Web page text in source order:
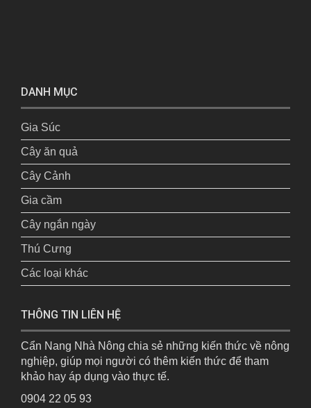
DANH MỤC
Gia Súc
Cây ăn quả
Cây Cảnh
Gia cầm
Cây ngắn ngày
Thú Cưng
Các loại khác
THÔNG TIN LIÊN HỆ
Cẩn Nang Nhà Nông chia sẻ những kiến thức về nông
nghiệp, giúp mọi người có thêm kiến thức để tham
khảo hay áp dụng vào thực tế.
0904 22 05 93